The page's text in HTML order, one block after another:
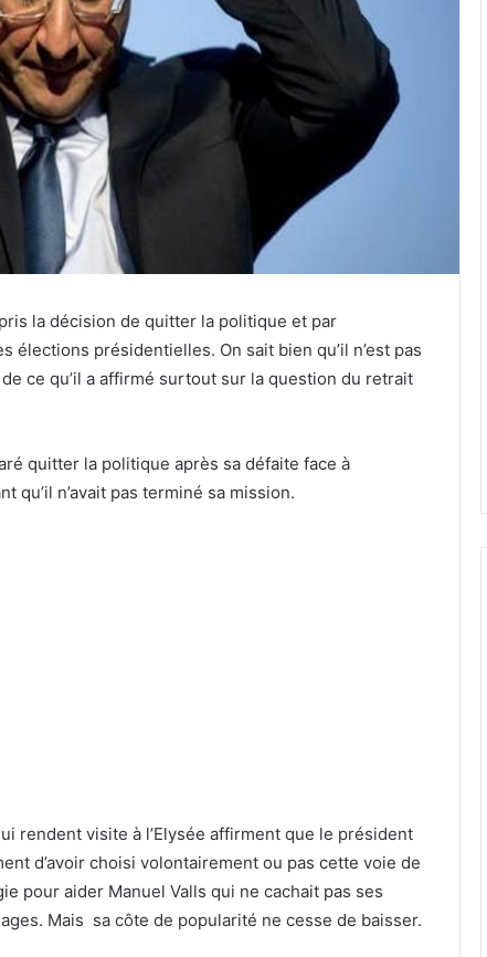
la décision de quitter la politique et par
élections présidentielles. On sait bien qu’il n’est pas
ce qu’il a affirmé surtout sur la question du retrait
quitter la politique après sa défaite face à
qu’il n’avait pas terminé sa mission.
rendent visite à l’Elysée affirment que le président
d’avoir choisi volontairement ou pas cette voie de
pour aider Manuel Valls qui ne cachait pas ses
Mais sa côte de popularité ne cesse de baisser.